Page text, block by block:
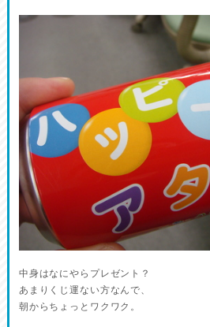
中身はなにやらプレゼント？
あまりくじ運ない方なんで、
朝からちょっとワクワク。